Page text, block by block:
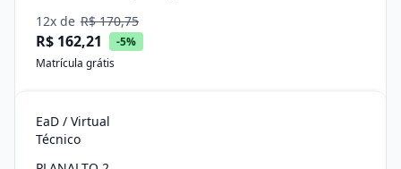
12x de R$ 170,75
R$ 162,21
-5%
Matrícula grátis
EaD / Virtual
Técnico